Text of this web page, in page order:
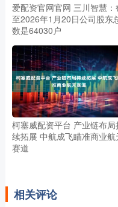
爱配资官网官网 三川智慧：
至2026年1月20日公司股东
数是64030户
柯塞威配资平台 产业链布局
续拓展 中航成飞瞄准商业航
赛道
相关评论